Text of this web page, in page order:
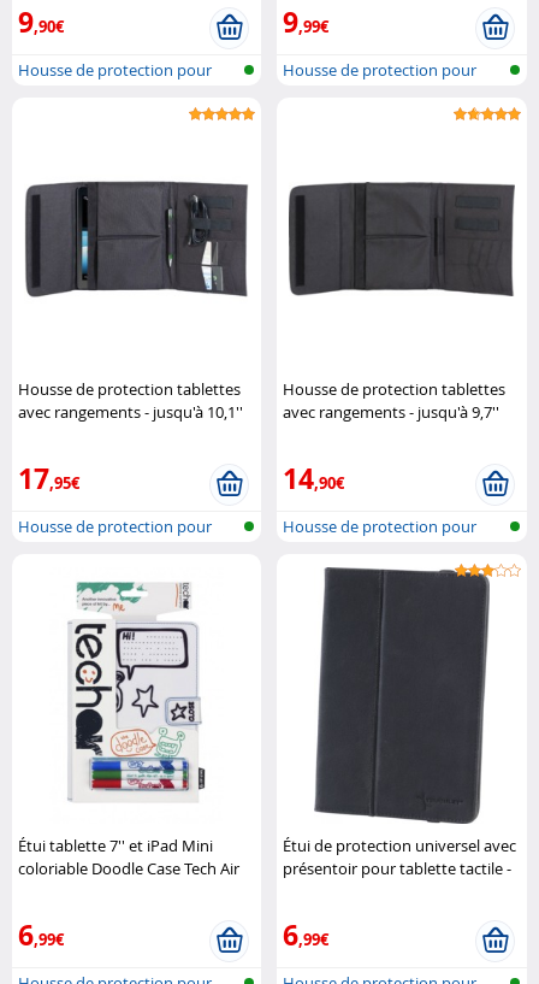
9,90€
Housse de protection pour
9,99€
Housse de protection pour
Housse de protection tablettes
avec rangements - jusqu'à 10,1''
17,95€
Housse de protection pour
Housse de protection tablettes
avec rangements - jusqu'à 9,7''
14,90€
Housse de protection pour
Étui tablette 7'' et iPad Mini
coloriable Doodle Case Tech Air
6,99€
Étui de protection universel avec
présentoir pour tablette tactile -
6,99€